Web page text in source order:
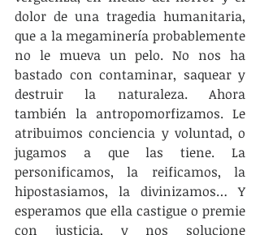
dolor de una tragedia humanitaria,
que a la megaminería probablemente
no le mueva un pelo. No nos ha
bastado con contaminar, saquear y
destruir la naturaleza. Ahora
también la antropomorfizamos. Le
atribuimos conciencia y voluntad, o
jugamos a que las tiene. La
personificamos, la reificamos, la
hipostasiamos, la divinizamos… Y
esperamos que ella castigue o premie
con justicia, y nos solucione